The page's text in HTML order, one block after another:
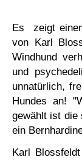
Es zeigt
von Karl
Windhund
und
unnatürlich,
Hundes an!
gewählt ist die
ein
Karl